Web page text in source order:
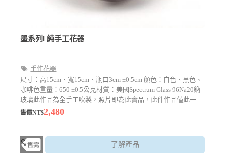
墨系列l 純手工花器
手作花器
尺寸：高15cm、寬15cm、瓶口3cm ±0.5cm 顏色：白色、黑色、
咖啡色重量：650 ±0.5公克材質：美國Spectrum Glass 96Na20鈉
玻璃此作品為全手工吹製，照片即為此實品，此件作品僅此一
件，獨一無二。包裝深色紙盒安全包裝。製作說明：空心吹製，
空形體，並加以塑形的玻璃製作方式，純正台灣生產製作。
售價NT$2,480
了解產品